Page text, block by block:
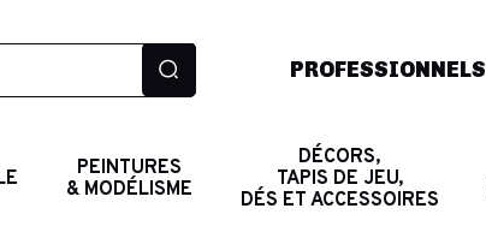
PROFESSIONNELS
PEINTURES
& MODÉLISME
DÉCORS,
TAPIS DE JEU,
DÉS ET ACCESSOIRES